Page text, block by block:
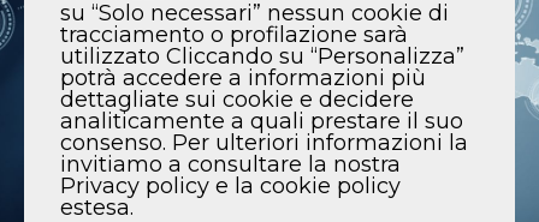
su “Solo necessari” nessun cookie di
tracciamento o profilazione sarà
utilizzato Cliccando su “Personalizza”
potrà accedere a informazioni più
dettagliate sui cookie e decidere
analiticamente a quali prestare il suo
consenso. Per ulteriori informazioni la
invitiamo a consultare la nostra
Privacy policy e la cookie policy
estesa.